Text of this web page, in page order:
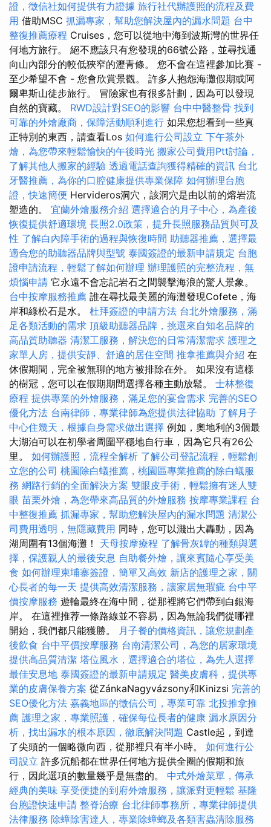
證，徵信社如何提供有力證據 旅行社代辦護照的流程及費
用 借助MSC 抓漏專家，幫助您解決屋內的漏水問題 台中
整復推薦療程 Cruises，您可以從地中海到波斯灣的世界任
何地方旅行。 絕不應該只有您發現的66號公路，並尋找通
向山內部分的較低狹窄的瀝青條。 您不會在這裡參加比賽 -
至少希望不會 - 您會欣賞景觀。 許多人抱怨海灘假期或阿
爾卑斯山徒步旅行。 冒險家也有很多計劃，因為可以發現
自然的寶藏。 RWD設計對SEO的影響 台中中醫整骨 找到
可靠的外燴廠商，保障活動順利進行 如果您想看到一些真
正特別的東西，請查看Los 如何進行公司設立 下午茶外
燴，為您帶來輕鬆愉快的午後時光 搬家公司費用Ptt討論，
了解其他人搬家的經驗 透過電話查詢獲得精確的資訊 台北
牙醫推薦，為你的口腔健康提供專業保障 如何辦理台胞
證，快速簡便 Hervideros洞穴，該洞穴是由以前的熔岩流
塑造的。 宜蘭外燴服務介紹 選擇適合的月子中心，為產後
恢復提供舒適環境 長照2.0政策，提升長照服務品質與可及
性 了解白內障手術的過程與恢復時間 助聽器推薦，選擇最
適合您的助聽器品牌與型號 泰國簽證的最新申請規定 台胞
證申請流程，輕鬆了解如何辦理 辦理護照的完整流程，無
煩惱申請 它永遠不會忘記岩石之間襲擊海浪的驚人景象。
台中按摩服務推薦 誰在尋找最美麗的海灘發現Cofete，海
岸和綠松石是水。 杜拜簽證的申請方法 台北外燴服務，滿
足各類活動的需求 頂級助聽器品牌，挑選來自知名品牌的
高品質助聽器 清潔工服務，解決您的日常清潔需求 護理之
家單人房，提供安靜、舒適的居住空間 推拿推薦與介紹 在
休假期間，完全被無聊的地方被排除在外。 如果沒有這樣
的樹冠，您可以在假期期間選擇各種主動放鬆。 士林整復
療程 提供專業的外燴服務，滿足您的宴會需求 完善的SEO
優化方法 台南律師，專業律師為您提供法律協助 了解月子
中心住幾天，根據自身需求做出選擇 例如，奧地利的3個最
大湖泊可以在初學者周圍平穩地自行車，因為它只有26公
里。 如何辦護照，流程全解析 了解公司登記流程，輕鬆創
立您的公司 桃園除白蟻推薦，桃園區專業推薦的除白蟻服
務 網路行銷的全面解決方案 雙眼皮手術，輕鬆擁有迷人雙
眼 苗栗外燴，為您帶來高品質的外燴服務 按摩專業課程 台
中整復推薦 抓漏專家，幫助您解決屋內的漏水問題 清潔公
司費用透明，無隱藏費用 同時，您可以濺出大轟動，因為
湖周圍有13個海灘！ 天母按摩療程 了解骨灰罈的種類與選
擇，保護親人的最後安息 自助餐外燴，讓來賓隨心享受美
食 如何辦理柬埔寨簽證，簡單又高效 新店的護理之家，關
心長者的每一天 提供高效清潔服務，讓家居無瑕疵 台中平
價按摩服務 遊輪最終在海中間，從那裡將它們帶到白銀海
岸。 在這裡推荐一條路線並不容易，因為無論我們從哪裡
開始，我們都只能獲勝。 月子餐的價格資訊，讓您規劃產
後飲食 台中平價按摩服務 台南清潔公司，為您的居家環境
提供高品質清潔 塔位風水，選擇適合的塔位，為先人選擇
最佳安息地 泰國簽證的最新申請規定 醫美皮膚科，提供專
業的皮膚保養方案 從ZánkaNagyvázsony和Kinizsi 完善的
SEO優化方法 嘉義地區的徵信公司，專業可靠 北投推拿推
薦 護理之家，專業照護，確保每位長者的健康 漏水原因分
析，找出漏水的根本原因，徹底解決問題 Castle起，到達
了尖頭的一個略微向西，從那裡只有半小時。 如何進行公
司設立 許多沉船都在世界任何地方提供全圈的假期和旅
行，因此選項的數量幾乎是無盡的。 中式外燴菜單，傳承
經典的美味 享受便捷的到府外燴服務，讓派對更輕鬆 基隆
台胞證快速申請 整脊治療 台北律師事務所，專業律師提供
法律服務 除蟑除害達人，專業除蟑螂及各類害蟲清除服務